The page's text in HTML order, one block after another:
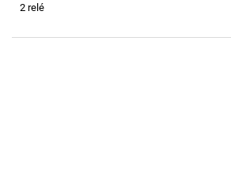
2 relé